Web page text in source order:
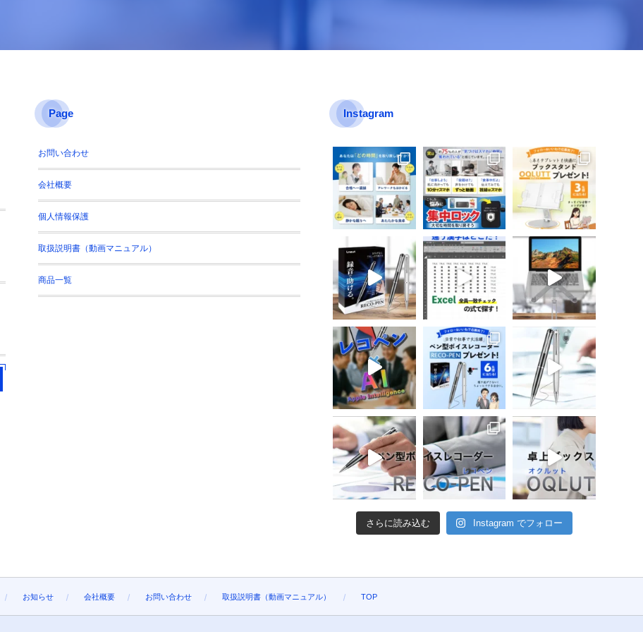
Page
お問い合わせ
会社概要
個人情報保護
取扱説明書（動画マニュアル）
商品一覧
Instagram
さらに読み込む Instagram でフォロー
お知らせ 会社概要 お問い合わせ 取扱説明書（動画マニュアル） TOP